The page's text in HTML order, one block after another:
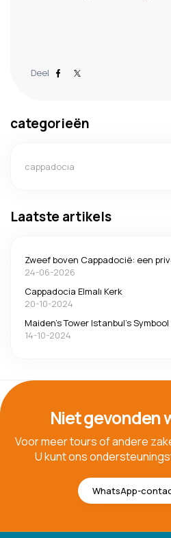
Deel
categorieën
cappadocıa
Laatste artikels
Zweef boven Cappadocië: een
24-06-2026
Cappadocia Elmalı Kerk
20-10-2024
Maiden's Tower Istanbul's
14-10-2024
Niet gevonden
Voor meer tours of andere
U kunt ons
WhatsApp-